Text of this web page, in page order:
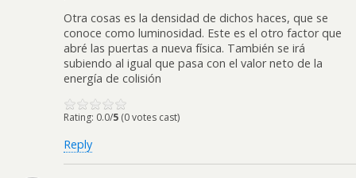
Otra cosas es la densidad de dichos haces, que se
conoce como luminosidad. Este es el otro factor que
abré las puertas a nueva física. También se irá
subiendo al igual que pasa con el valor neto de la
energía de colisión
Rating: 0.0/5 (0 votes cast)
Reply